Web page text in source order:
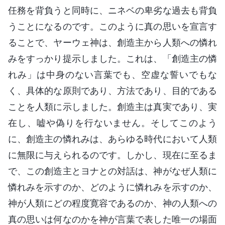
任務を背負うと同時に、ニネベの卑劣な過去も背負
うことになるのです。このように真の思いを宣言す
ることで、ヤーウェ神は、創造主から人類への憐れ
みをすっかり提示しました。これは、「創造主の憐
れみ」は中身のない言葉でも、空虚な誓いでもな
く、具体的な原則であり、方法であり、目的である
ことを人類に示しました。創造主は真実であり、実
在し、嘘や偽りを行ないません。そしてこのよう
に、創造主の憐れみは、あらゆる時代において人類
に無限に与えられるのです。しかし、現在に至るま
で、この創造主とヨナとの対話は、神がなぜ人類に
憐れみを示すのか、どのように憐れみを示すのか、
神が人類にどの程度寛容であるのか、神の人類への
真の思いは何なのかを神が言葉で表した唯一の場面